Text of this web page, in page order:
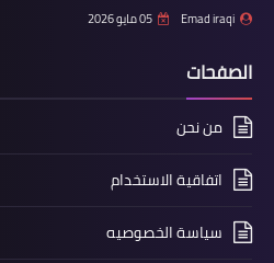
Emad iraqi 05 مايو 2026
الصفحات
من نحن
اتفاقية الاستخدام
سياسة الخصوصيه